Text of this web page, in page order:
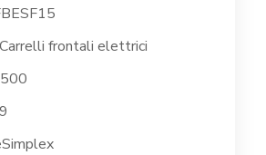
Carrelli frontali elettrici
Simplex